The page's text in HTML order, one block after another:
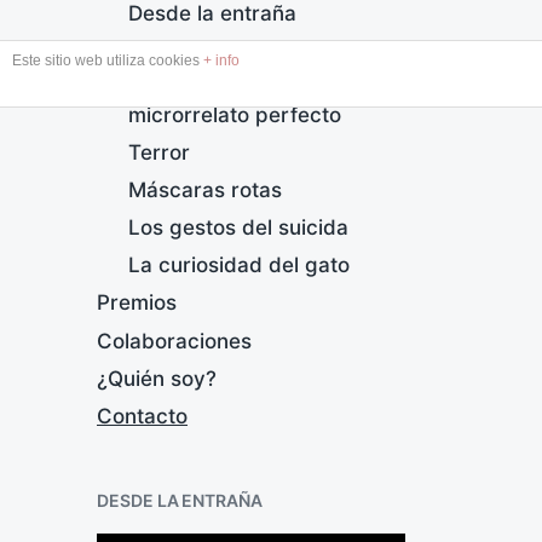
Desde la entraña
Lapso
microrrelato perfecto
Terror
Máscaras rotas
Los gestos del suicida
La curiosidad del gato
Premios
Colaboraciones
¿Quién soy?
Contacto
DESDE LA ENTRAÑA
Este sitio web utiliza cookies + info